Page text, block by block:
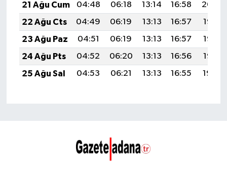
21 Ağu Cum
04:48 06:18 13:14 16:58
20:00
22 Ağu Cts
04:49 06:19 13:13 16:57
19:58
23 Ağu Paz
04:51 06:19 13:13 16:57
19:57
24 Ağu Pts
04:52 06:20 13:13 16:56
19:56
25 Ağu Sal
04:53 06:21 13:13 16:55 19:54